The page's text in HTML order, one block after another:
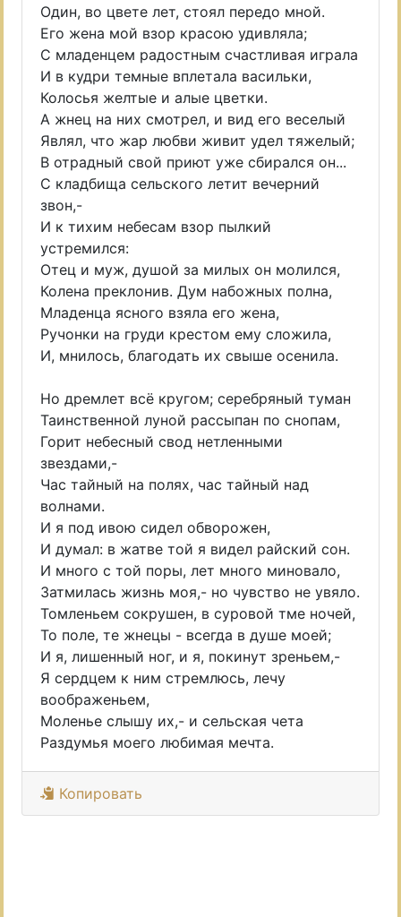
Один, во цвете лет, стоял передо мной.
Его жена мой взор красою удивляла;
С младенцем радостным счастливая играла
И в кудри темные вплетала васильки,
Колосья желтые и алые цветки.
А жнец на них смотрел, и вид его веселый
Являл, что жар любви живит удел тяжелый;
В отрадный свой приют уже сбирался он...
С кладбища сельского летит вечерний
звон,-
И к тихим небесам взор пылкий
устремился:
Отец и муж, душой за милых он молился,
Колена преклонив. Дум набожных полна,
Младенца ясного взяла его жена,
Ручонки на груди крестом ему сложила,
И, мнилось, благодать их свыше осенила.
Но дремлет всё кругом; серебряный туман
Таинственной луной рассыпан по снопам,
Горит небесный свод нетленными
звездами,-
Час тайный на полях, час тайный над
волнами.
И я под ивою сидел обворожен,
И думал: в жатве той я видел райский сон.
И много с той поры, лет много миновало,
Затмилась жизнь моя,- но чувство не увяло.
Томленьем сокрушен, в суровой тме ночей,
То поле, те жнецы - всегда в душе моей;
И я, лишенный ног, и я, покинут зреньем,-
Я сердцем к ним стремлюсь, лечу
воображеньем,
Моленье слышу их,- и сельская чета
Раздумья моего любимая мечта.
Копировать